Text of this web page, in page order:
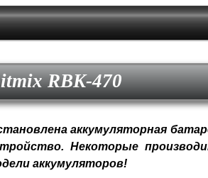
RBK-470
аккумуляторная
Некоторые
аккумуляторов!